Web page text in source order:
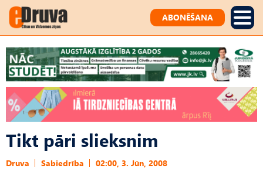
ABONĒŠANA
Tikt pāri slieksnim
Druva Sabiedrība 02:00, 3. Jūn, 2008